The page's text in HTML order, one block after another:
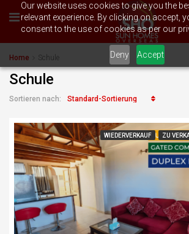
Our website uses cookies to give you the
relevant experience. By clicking on accept,
consent to the use of cookies as per our
Deny Accept
Home Schule
Schule
Sortieren nach: Standard-Sortierung
WIEDERVERKAUF ZU